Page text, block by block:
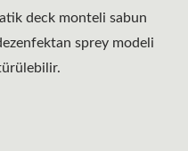
deck monteli sabun
sprey modeli